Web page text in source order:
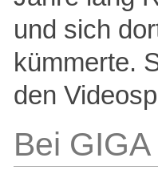
und sich
kümmerte.
den
Bei GIGA